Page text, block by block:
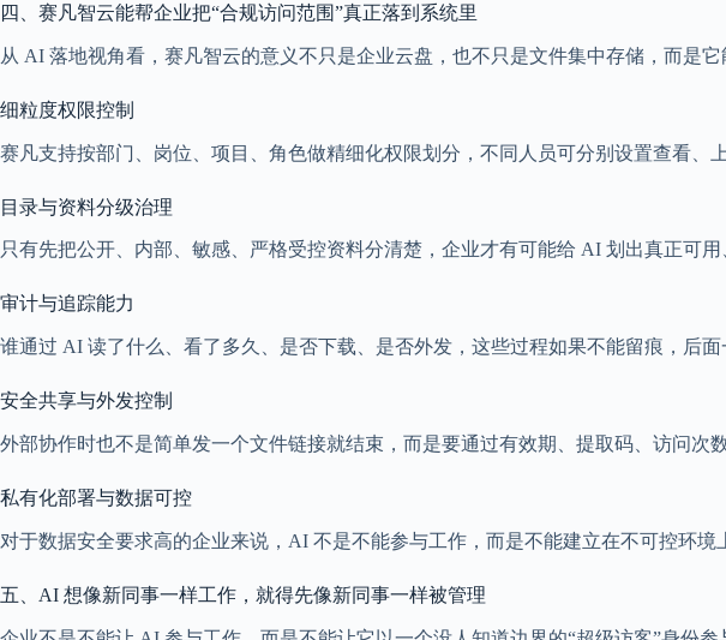
四、赛凡智云能帮企业把“合规访问范围”真正落到系统里
从 AI 落地视角看，赛凡智云的意义不只是企业云盘，也不只是文件集中存储，而是
细粒度权限控制
赛凡支持按部门、岗位、项目、角色做精细化权限划分，不同人员可分别设置查看
目录与资料分级治理
只有先把公开、内部、敏感、严格受控资料分清楚，企业才有可能给 AI 划出真正可用
审计与追踪能力
谁通过 AI 读了什么、看了多久、是否下载、是否外发，这些过程如果不能留痕，后面
安全共享与外发控制
外部协作时也不是简单发一个文件链接就结束，而是要通过有效期、提取码、访问次
私有化部署与数据可控
对于数据安全要求高的企业来说，AI 不是不能参与工作，而是不能建立在不可控环
五、AI 想像新同事一样工作，就得先像新同事一样被管理